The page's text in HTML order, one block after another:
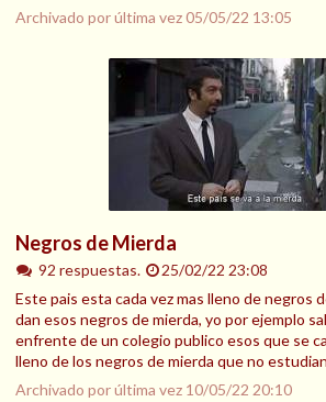
Archivado por última vez05/05/22 13:05
Negros de Mierda
92 respuestas.
25/02/22 23:08
Este pais esta cada vez mas lleno de negros
dan esos negros de mierda, yo por ejemplo
enfrente de un colegio publico esos que se
lleno de los negros de mierda que no
Archivado por última vez 10/05/22 20:10